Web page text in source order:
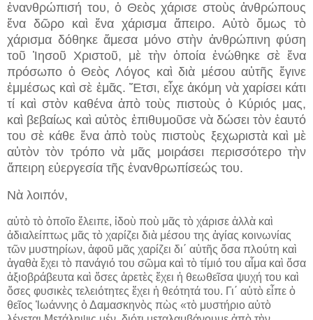
ἐνανθρώπισή του, ὁ Θεὸς χάρισε στοὺς ἀνθρώπους
ἕνα δῶρο καὶ ἕνα χάρισμα ἄπειρο. Αὐτὸ ὅμως τὸ
χάρισμα δόθηκε ἄμεσα μόνο στὴν ἀνθρώπινη φύση
τοῦ Ἰησοῦ Χριστοῦ, μὲ τὴν ὁποία ἑνώθηκε σὲ ἕνα
πρόσωπο ὁ Θεὸς Λόγος καὶ διὰ μέσου αὐτῆς ἔγινε
ἐμμέσως καὶ σὲ ἐμᾶς. Ἔτσι, εἶχε ἀκόμη νὰ χαρίσει κάτι
τί καὶ στὸν καθένα ἀπὸ τοὺς πιστοὺς ὁ Κύριός μας,
καὶ βεβαίως καὶ αὐτὸς ἐπιθυμοῦσε νὰ δώσει τὸν ἑαυτό
του σὲ κάθε ἕνα ἀπὸ τοὺς πιστοὺς ξεχωριστὰ καὶ μὲ
αὐτὸν τὸν τρόπο νὰ μᾶς μοιράσει περισσότερο τὴν
ἄπειρη εὐεργεσία τῆς ἐνανθρωπίσεώς του.
Νὰ λοιπόν,
αὐτὸ τὸ ὁποῖο ἔλειπε, ἰδοὺ ποὺ μᾶς τὸ χάρισε ἀλλὰ καὶ
ἀδιαλείπτως μᾶς τὸ χαρίζει διὰ μέσου της ἁγίας κοινωνίας
τῶν μυστηρίων, ἀφοῦ μᾶς χαρίζει δι΄ αὐτῆς ὅσα πλούτη καὶ
ἀγαθὰ ἔχει τὸ πανάγιό του σῶμα καὶ τὸ τίμιό του αἷμα καὶ ὅσα
ἀξιοβράβευτα καὶ ὅσες ἀρετὲς ἔχει ἡ θεωθεῖσα ψυχή του καὶ
ὅσες φυσικὲς τελειότητες ἔχει ἡ θεότητά του. Γι΄ αὐτὸ εἶπε ὁ
θεῖος Ἰωάννης ὁ Δαμασκηνὸς πὼς «τὸ μυστήριο αὐτὸ